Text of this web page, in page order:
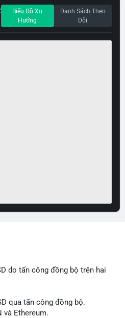
Biểu Đồ Xu
Hướng
Danh Sách Theo
Dõi
do tấn công đồng bộ trên hai
qua tấn công đồng bộ.
và Ethereum.